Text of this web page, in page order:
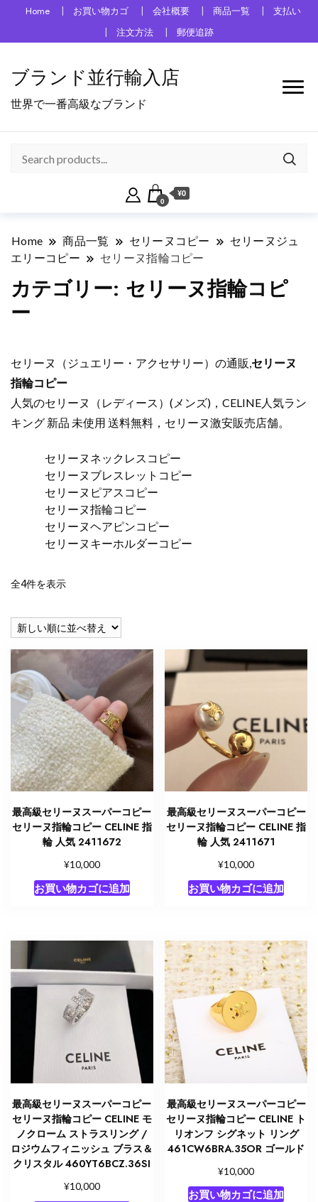
Home お買い物カゴ 会社概要 商品一覧
支払い
注文方法
郵便追跡
ブランド並行輸入店
世界で一番高級なブランド
0
¥0
Home 商品一覧 セリーヌコピー
セリーヌジュ
エリーコピー
セリーヌ指輪コピー
カテゴリー: セリーヌ指輪コピ
ー
セリーヌ（ジュエリー・アクセサリー）の通販,セリーヌ
指輪コピー
人気のセリーヌ（レディース）(メンズ)，CELINE人気ラン
キング 新品 未使用 送料無料，セリーヌ激安販売店舗。
セリーヌネックレスコピー
セリーヌブレスレットコピー
セリーヌピアスコピー
セリーヌ指輪コピー
セリーヌヘアピンコピー
セリーヌキーホルダーコピー
全4件を表示新
い
順
最高級セリーヌスーパーコピー
セリーヌ指輪コピー CELINE 指
輪 人気 2411672
¥10,000
お買い物カゴに追加
最高級セリーヌスーパーコピー
セリーヌ指輪コピー CELINE 指
輪 人気 2411671
¥10,000
お買い物カゴに追加
最高級セリーヌスーパーコピー
セリーヌ指輪コピー CELINE モ
ノクローム ストラスリング /
ロジウムフィニッシュ ブラス＆
クリスタル 460YT6BCZ.36SI
¥10,000
最高級セリーヌスーパーコピー
セリーヌ指輪コピー CELINE ト
リオンフ シグネット リング
461CW6BRA.35OR ゴールド
¥10,000
お買い物カゴに追加